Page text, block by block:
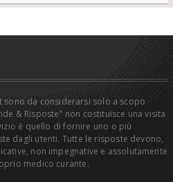
da considerarsi solo a scopo
& Risposte" non costituisce una visita
è quello di fornire uno o più
dagli utenti. Tutte le risposte devono,
non impegnative e assolutamente
medico curante.